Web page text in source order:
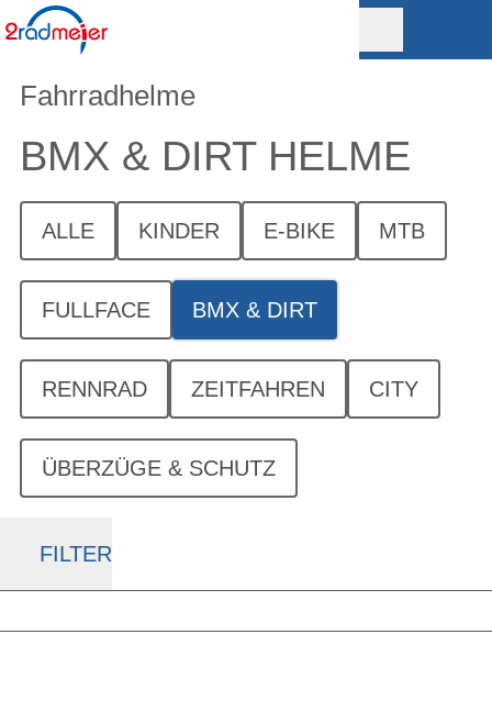
Fahrradhelme
BMX & DIRT HELME
ALLE KINDER E-BIKE MTB
FULLFACE BMX & DIRT
RENNRAD ZEITFAHREN CITY
ÜBERZÜGE & SCHUTZ
FILTER